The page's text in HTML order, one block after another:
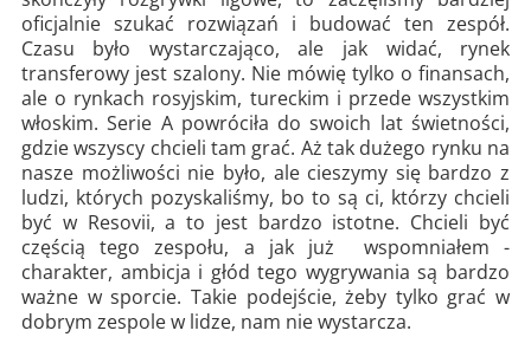
oficjalnie szukać rozwiązań i budować ten zespół.
Czasu było wystarczająco, ale jak widać, rynek
transferowy jest szalony. Nie mówię tylko o finansach,
ale o rynkach rosyjskim, tureckim i przede wszystkim
włoskim. Serie A powróciła do swoich lat świetności,
gdzie wszyscy chcieli tam grać. Aż tak dużego rynku na
nasze możliwości nie było, ale cieszymy się bardzo z
ludzi, których pozyskaliśmy, bo to są ci, którzy chcieli
być w Resovii, a to jest bardzo istotne. Chcieli być
częścią tego zespołu, a jak już wspomniałem -
charakter, ambicja i głód tego wygrywania są bardzo
ważne w sporcie. Takie podejście, żeby tylko grać w
dobrym zespole w lidze, nam nie wystarcza.